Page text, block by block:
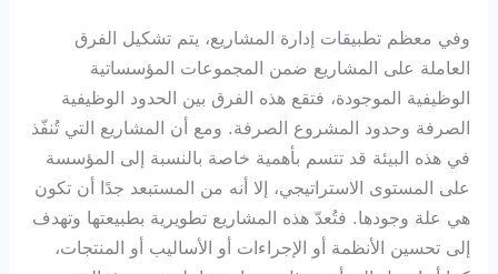
وفي معظم تطبيقات إدارة المشاريع، يتم تشكيل الفرق
العاملة على المشاريع ضمن المجموعات المؤسساتية
الوظيفية الموجودة، فتقع هذه الفرق بين الحدود الوظيفية
الصرفة وحدود المشروع الصرفة. ومع أن المشاريع التي تُنفّذ
في هذه البيئة قد تتسم بأهمية خاصة بالنسبة إلى المؤسسة
على المستوى الاستراتيجي، إلا أنه من المستبعد جدًا أن تكون
هي علة وجودها. فتُعدّ هذه المشاريع تطويرية بطبيعتها وتهدف
إلى تحسين الأنظمة أو الإجراءات أو الأساليب أو المنتجات،